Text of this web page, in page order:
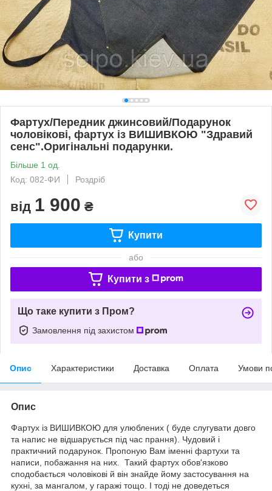
Фартух/Передник джинсовий/Подарунок
чоловікові, фартух із ВИШИВКОЮ "Здравий
сенс".Оригінальні подарунки.
Більше 1 од.
Код: 082-ФИ
Роздріб
від 1 900 ₴
Купити
або
Купити з
Що таке купити з Пром?
Замовлення під захистом
Опис Характеристики Доставка Оплата Умови
Опис
Фартух із ВИШИВКОЮ для улюблених ( буде слугувати довго
та напис не відшарується під час прання). Чудовий і
практичний подарунок. Пропоную Вам іменні фартухи та
написи, побажання на них. Такий фартух обов'язково
сподобається чоловікові й він знайде йому застосування на
кухні, за мангалом, у гаражі тощо. І тоді не доведеться